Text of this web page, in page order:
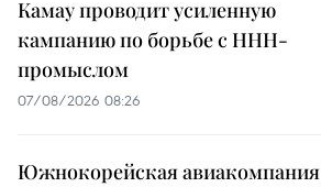
Камау проводит усиленную
кампанию по борьбе с ННН-
промыслом
07/08/2026 08:26
Южнокорейская авиакомпания